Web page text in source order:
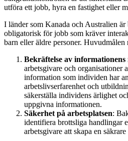
utföra ett jobb, hyra en fastighet eller
I länder som Kanada och Australien
obligatorisk för jobb som kräver
barn eller äldre personer.
Bekräftelse av
arbetsgivare och organisationer
information som individen har
arbetslivserfarenhet och
säkerställa individens ärlighet
uppgivna informationen.
Säkerhet på arbetsplatsen:
identifiera brottsliga handlingar
arbetsgivare att skapa en